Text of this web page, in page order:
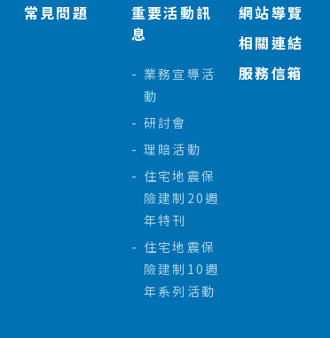
常見問題
重要活動訊
息
業務宣導活
動
研討會
理賠活動
住宅地震保
險建制20週
年特刊
住宅地震保
險建制10週
年系列活動
網站導覽
相關連結
服務信箱